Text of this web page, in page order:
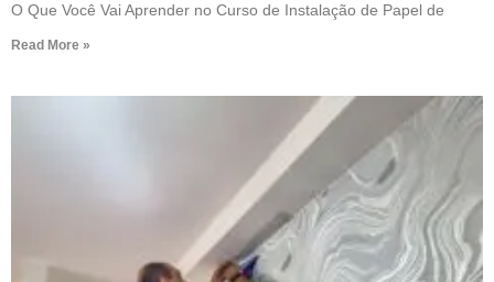
O Que Você Vai Aprender no Curso de Instalação de Papel de
Read More »